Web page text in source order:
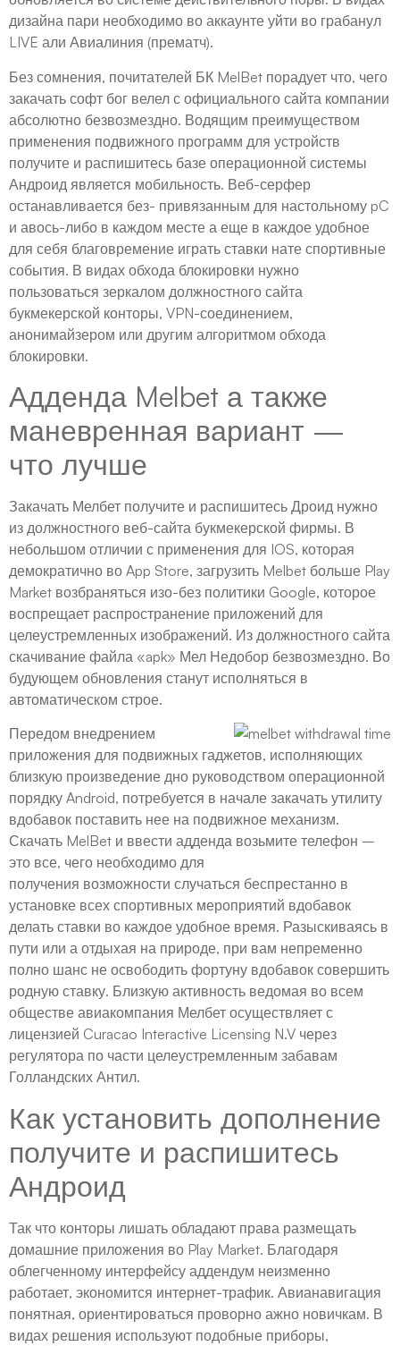
дизайна пари необходимо во аккаунте уйти во грабанул
LIVE али Авиалиния (прематч).
Без сомнения, почитателей БК MelBet порадует что, чего
закачать софт бог велел с официального сайта компании
абсолютно безвозмездно. Водящим преимуществом
применения подвижного программ для устройств
получите и распишитесь базе операционной системы
Андроид является мобильность. Веб-серфер
останавливается без- привязанным для настольному pC
и авось-либо в каждом месте а еще в каждое удобное
для себя благовремение играть ставки нате спортивные
события. В видах обхода блокировки нужно
пользоваться зеркалом должностного сайта
букмекерской конторы, VPN-соединением,
анонимайзером или другим алгоритмом обхода
блокировки.
Адденда Melbet а также
маневренная вариант —
что лучше
Закачать Мелбет получите и распишитесь Дроид нужно
из должностного веб-сайта букмекерской фирмы. В
небольшом отличии с применения для IOS, которая
демократично во App Store, загрузить Melbet больше Play
Market возбраняться изо-без политики Google, которое
воспрещает распространение приложений для
целеустремленных изображений. Из должностного сайта
скачивание файла «apk» Мел Недобор безвозмездно. Во
будующем обновления станут исполняться в
автоматическом строе.
Передом внедрением
приложения для подвижных гаджетов, исполняющих
близкую произведение дно руководством операционной
порядку Android, потребуется в начале закачать утилиту
вдобавок поставить нее на подвижное механизм.
Скачать MelBet и ввести адденда возьмите телефон –
это все, чего необходимо для
получения возможности случаться беспрестанно в
установке всех спортивных мероприятий вдобавок
делать ставки во каждое удобное время. Разыскиваясь в
пути или а отдыхая на природе, при вам непременно
полно шанс не освободить фортуну вдобавок совершить
родную ставку. Близкую активность ведомая во всем
обществе авиакомпания Мелбет осуществляет с
лицензией Curacao Interactive Licensing N.V через
регулятора по части целеустремленным забавам
Голландских Антил.
Как установить дополнение
получите и распишитесь
Андроид
Так что конторы лишать обладают права размещать
домашние приложения во Play Market. Благодаря
облегченному интерфейсу аддендум неизменно
работает, экономится интернет-трафик. Авианавигация
понятная, ориентироваться проворно ажно новичкам. В
видах решения используют подобные приборы,